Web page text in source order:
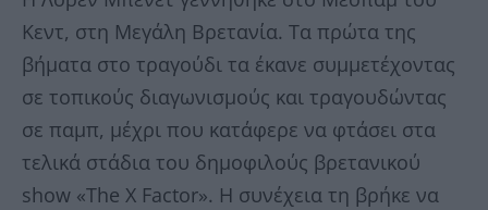
Κεντ, στη Μεγάλη Βρετανία. Τα πρώτα της
βήματα στο τραγούδι τα έκανε συμμετέχοντας
σε τοπικούς διαγωνισμούς και τραγουδώντας
σε παμπ, μέχρι που κατάφερε να φτάσει στα
τελικά στάδια του δημοφιλούς βρετανικού
show «The X Factor». Η συνέχεια τη βρήκε να